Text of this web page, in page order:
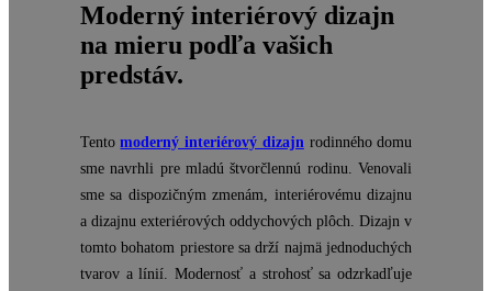
Moderný interiérový dizajn
na mieru podľa vašich
predstáv.
Tentomoderný interiérový dizajnrodinného domu
sme navrhli pre mladú štvorčlennú rodinu. Venovali
sme sa dispozičným zmenám, interiérovému dizajnu
a dizajnu exteriérových oddychových plôch. Dizajn v
tomto bohatom priestore sa drží najmä jednoduchých
tvarov a línií. Modernosť a strohosť sa odzrkadľuje